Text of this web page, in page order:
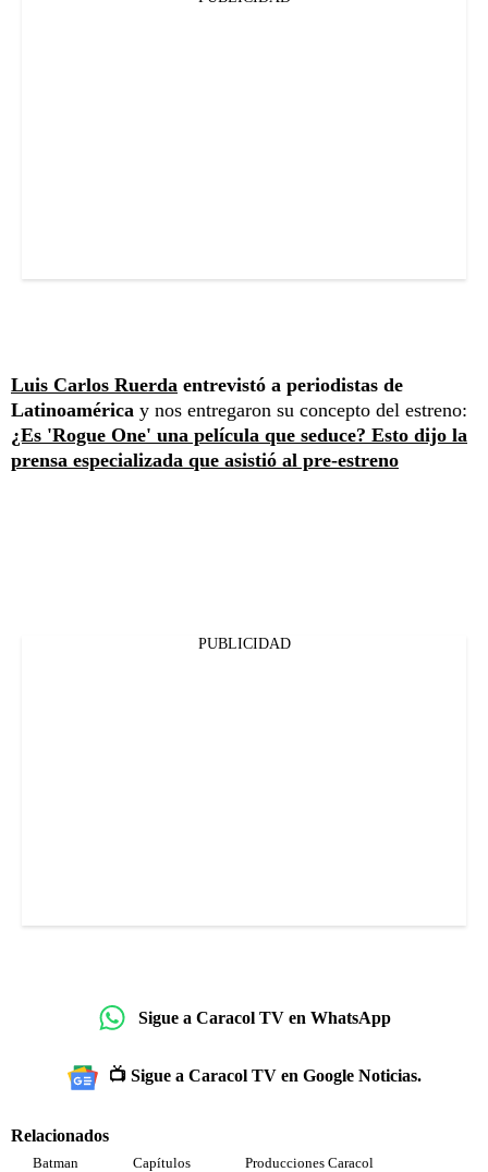
Luis Carlos Ruerda entrevistó a periodistas de
Latinoamérica y nos entregaron su concepto del estreno:
¿Es 'Rogue One' una película que seduce? Esto dijo la
prensa especializada que asistió al pre-estreno
PUBLICIDAD
Sigue a Caracol TV en WhatsApp
📺 Sigue a Caracol TV en Google Noticias.
Relacionados
Batman Capítulos Producciones Caracol